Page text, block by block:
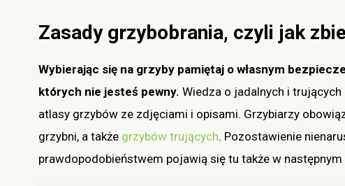
Zasady grzybobrania, czyli jak
Wybierając się na grzyby pamiętaj o własnym
których nie jesteś pewny. Wiedza o jadalnych i
atlasy grzybów ze zdjęciami i opisami. Grzybiarzy
grzybni, a także grzybów trujących. Pozostawienie
prawdopodobieństwem pojawią się tu także w następnym